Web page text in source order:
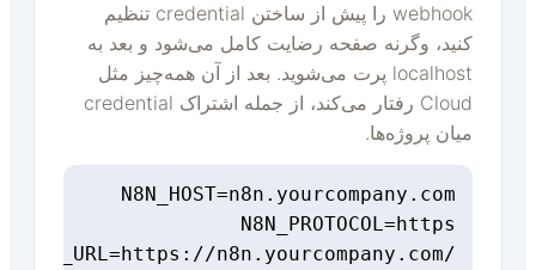
webhook را پیش از ساختن credential تنظیم
کنید، وگرنه صفحه رضایت کامل می‌شود و بعد به
localhost پرت می‌شوید. بعد از آن همه‌چیز مثل
Cloud رفتار می‌کند، از جمله اشتراک credential
میان پروژه‌ها.
WEBHOOK_URL=https://n8n.yourcompany.com/